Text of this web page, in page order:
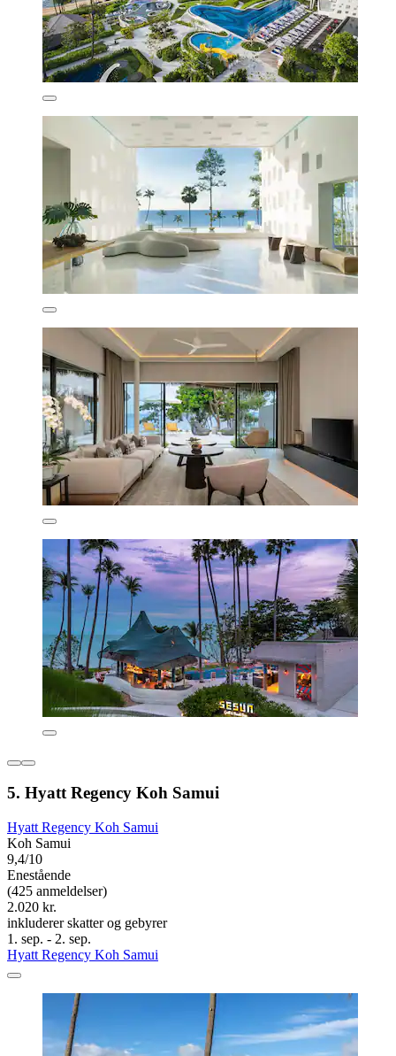
5. Hyatt Regency Koh Samui
Hyatt Regency Koh Samui
Koh Samui
9,4/10
Enestående
(425 anmeldelser)
2.020 kr.
inkluderer skatter og gebyrer
1. sep. - 2. sep.
Hyatt Regency Koh Samui